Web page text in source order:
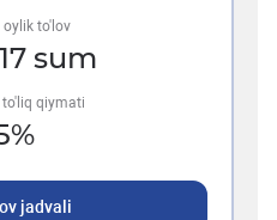
oylik to'lov
sum
to'liq qiymati
%
jadvali